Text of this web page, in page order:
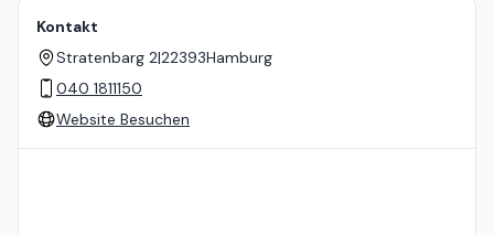
Kontakt
Stratenbarg 2|22393Hamburg
040 1811150
Website Besuchen